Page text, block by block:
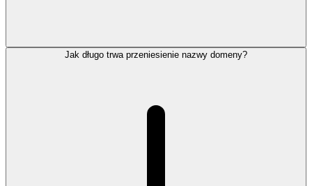
Jak długo trwa przeniesienie nazwy domeny?